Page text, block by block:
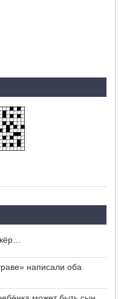
написали оба